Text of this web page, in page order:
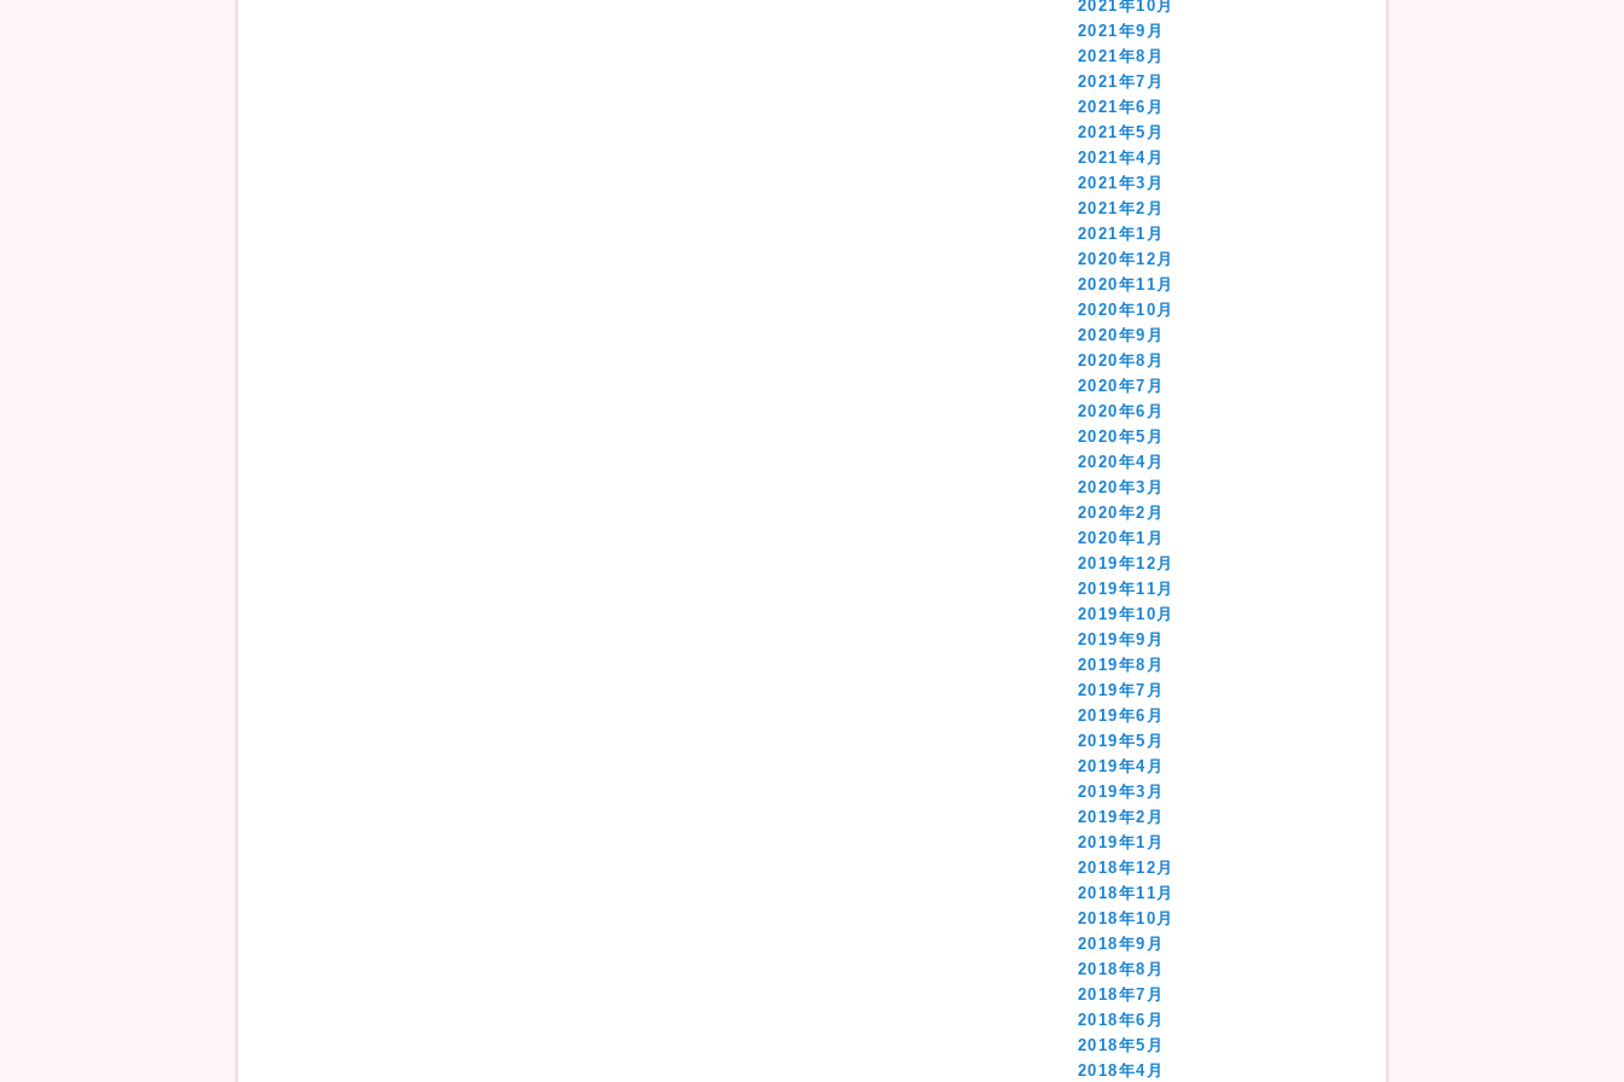
2021年10月
2021年9月
2021年8月
2021年7月
2021年6月
2021年5月
2021年4月
2021年3月
2021年2月
2021年1月
2020年12月
2020年11月
2020年10月
2020年9月
2020年8月
2020年7月
2020年6月
2020年5月
2020年4月
2020年3月
2020年2月
2020年1月
2019年12月
2019年11月
2019年10月
2019年9月
2019年8月
2019年7月
2019年6月
2019年5月
2019年4月
2019年3月
2019年2月
2019年1月
2018年12月
2018年11月
2018年10月
2018年9月
2018年8月
2018年7月
2018年6月
2018年5月
2018年4月